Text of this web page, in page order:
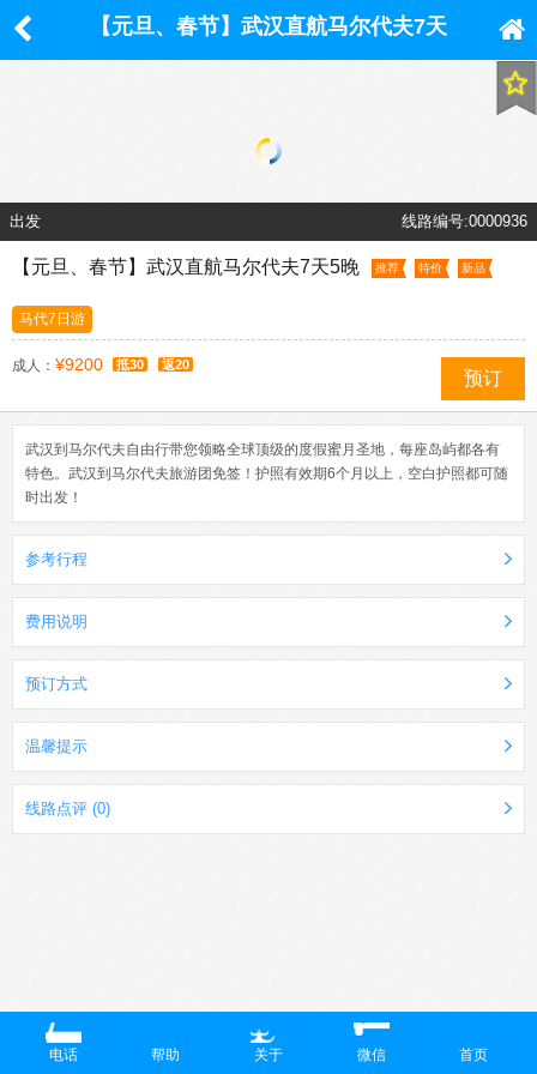
【元旦、春节】武汉直航马尔代夫7天
出发 线路编号:0000936
【元旦、春节】武汉直航马尔代夫7天5晚 推荐 特价 新品
马代7日游
成人： ¥9200 抵30 返20
预订
武汉到马尔代夫自由行带您领略全球顶级的度假蜜月圣地，每座岛屿都各有
特色。武汉到马尔代夫旅游团免签！护照有效期6个月以上，空白护照都可随
时出发！
参考行程
费用说明
预订方式
温馨提示
线路点评 (0)
电话 帮助 关于 微信 首页